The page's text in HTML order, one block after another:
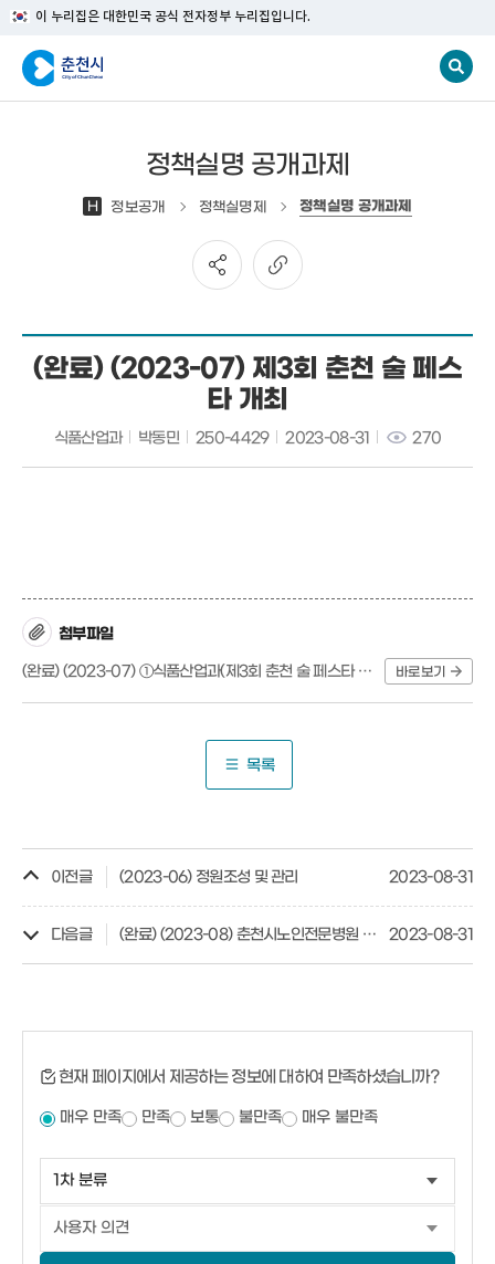
이 누리집은 대한민국 공식 전자정부 누리집입니다.
정책실명 공개과제
H 정보공개 정책실명제 정책실명 공개과제
(완료) (2023-07) 제3회 춘천 술 페스
타 개최
식품산업과 박동민 250-4429 2023-08-31 270
첨부파일
(완료) (2023-07) ①식품산업과(제3회 춘천 술 페스타 개최).hwp
바로보기
목록
이전글 (2023-06) 정원조성 및 관리 2023-08-31
다음글 (완료) (2023-08) 춘천시노인전문병원 치매전문병동 건립 2023-08-31
현재 페이지에서 제공하는 정보에 대하여 만족하셨습니까?
매우 만족 만족 보통 불만족 매우 불만족